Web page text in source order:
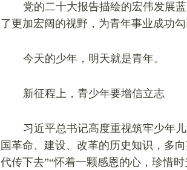
党的二十大报告描绘的宏伟发展
了更加宏阔的视野，为青年事业成功
今天的少年，明天就是青年。
新征程上，青少年要增信立志
习近平总书记高度重视筑牢少年
国革命、建设、改革的历史知识，多
代传下去”“怀着一颗感恩的心，珍惜